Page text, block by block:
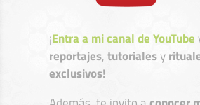
¡Entra a mi canal de YouTube
reportajes,tutorialesy
exclusivos!